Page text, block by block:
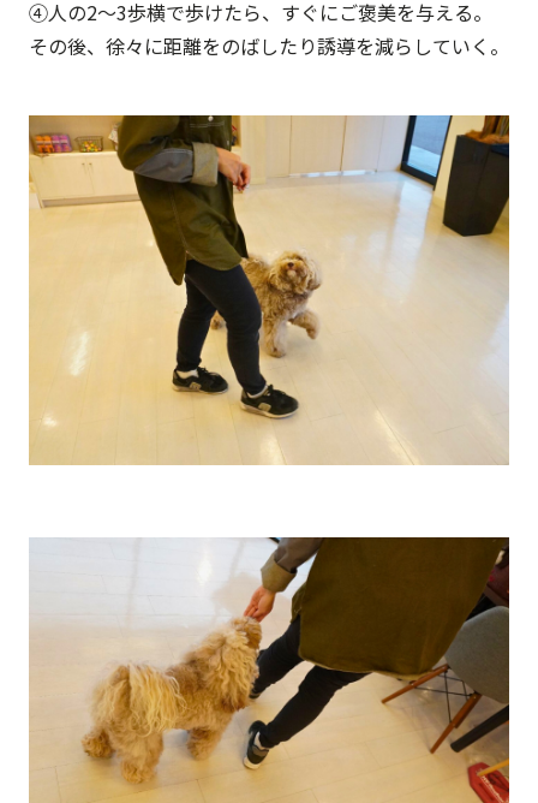
④人の2～3歩横で歩けたら、すぐにご褒美を与える。
その後、徐々に距離をのばしたり誘導を減らしていく。